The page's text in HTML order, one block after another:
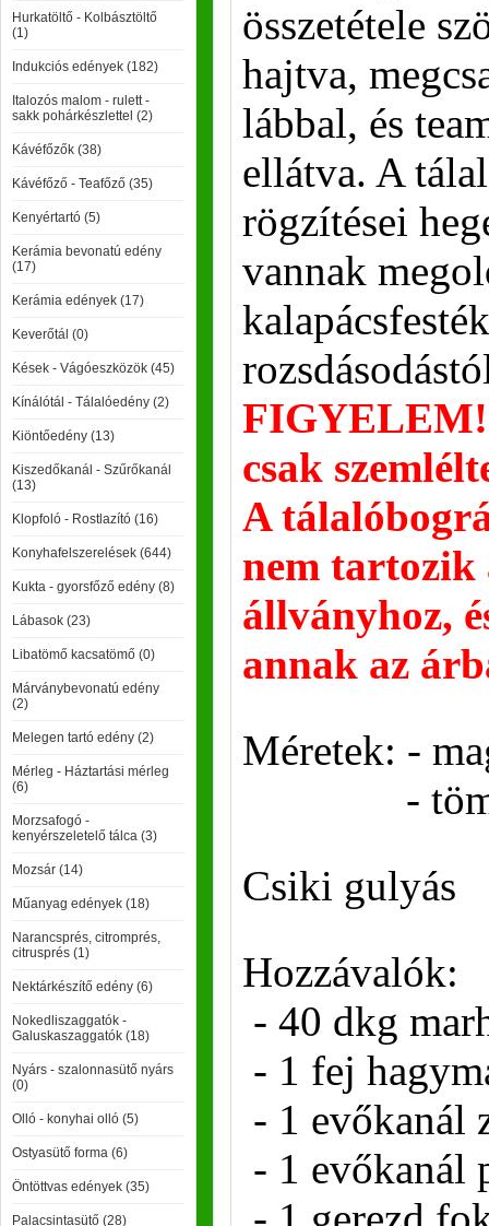
Hurkatöltő - Kolbásztöltő
(1)
Indukciós edények (182)
Italozós malom - rulett -
sakk pohárkészlettel (2)
Kávéfőzők (38)
Kávéfőző - Teafőző (35)
Kenyértartó (5)
Kerámia bevonatú edény
(17)
Kerámia edények (17)
Keverőtál (0)
Kések - Vágóeszközök (45)
Kínálótál - Tálalóedény (2)
Kiöntőedény (13)
Kiszedőkanál - Szűrőkanál
(13)
Klopfoló - Rostlazító (16)
Konyhafelszerelések (644)
Kukta - gyorsfőző edény (8)
Lábasok (23)
Libatömő kacsatömő (0)
Márványbevonatú edény
(2)
Melegen tartó edény (2)
Mérleg - Háztartási mérleg
(6)
Morzsafogó -
kenyérszeletelő tálca (3)
Mozsár (14)
Műanyag edények (18)
Narancsprés, citromprés,
citrusprés (1)
Nektárkészítő edény (6)
Nokedliszaggatók -
Galuskaszaggatók (18)
Nyárs - szalonnasütő nyárs
(0)
Olló - konyhai olló (5)
Ostyasütő forma (6)
Öntöttvas edények (35)
Palacsintasütő (28)
összetétele
hajtva,
lábbal, és
ellátva. A
rögzítései
vannak
FIGYELEM!
csak
A
nem tartozik
állványhoz,
annak az
Méretek: -
-
Csiki gulyás
Hozzávalók:
- 40 dkg
- 1 fej
- 1 evőkanál
- 1 evőkanál